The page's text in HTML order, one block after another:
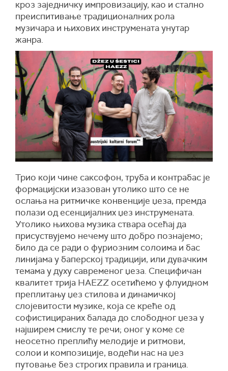
кроз заједничку импровизацију, као и стално
преиспитивање традиционалних рола
музичара и њихових инструмената унутар
жанра.
Трио који чине саксофон, труба и контрабас је
формацијски изазован утолико што се не
ослања на ритмичке конвенције џеза, премда
полази од есенцијалних џез инструмената.
Утолико њихова музика ствара осећај да
присуствујемо нечему што добро познајемо;
било да се ради о фуриозним солоима и бас
линијама у баперској традицији, или дувачким
темама у духу савременог џеза. Специфичан
квалитет трија HAEZZ осетићемо у флуидном
преплитању џез стилова и динамичкој
слојевитости музике, која се креће од
софистицираних балада до слободног џеза у
најширем смислу те речи; оног у коме се
неосетно преплићу мелодије и ритмови,
солои и композиције, водећи нас на џез
путовање без строгих правила и граница.